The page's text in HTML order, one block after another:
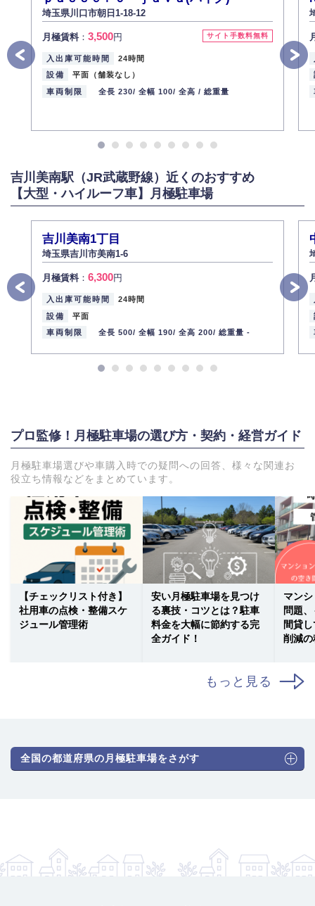
埼玉県川口市朝日1-18-12
サイト手数料無料
月極賃料： 3,500円
入出庫可能時間
24時間
設備
平面（舗装なし）
車両制限
全長 230/ 全幅 100/ 全高 / 総重量
吉川美南駅（JR武蔵野線）近くのおすすめ
【大型・ハイルーフ車】月極駐車場
吉川美南1丁目
埼玉県吉川市美南1-6
月極賃料： 6,300円
入出庫可能時間
24時間
設備
平面
車両制限
全長 500/ 全幅 190/ 全高 200/ 総重量 -
プロ監修！月極駐車場の選び方・契約・経営ガイド
月極駐車場選びや車購入時での疑問への回答、様々な関連お
役立ち情報などをまとめています。
【チェックリスト付き】
社用車の点検・整備スケ
ジュール管理術
安い月極駐車場を見つけ
る裏技・コツとは？駐車
料金を大幅に節約する完
全ガイド！
マン
問題
間貸
削減の
もっと見る
全国の都道府県の月極駐車場をさがす